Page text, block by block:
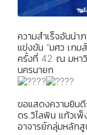
ความสำเร็จอันน่า
แข่งขัน “มศว เกม
ครั้งที่ 42 ณ มหา
นครนายก
ขอแสดงความยิน
ดร.วิไลพิน แก้วเพ็
อาจารย์กลุ่มหลัก